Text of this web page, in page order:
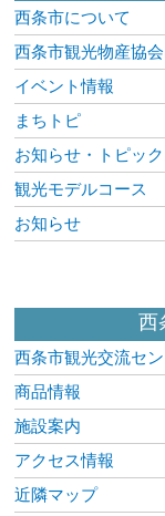
西条市について
西条市観光物産協
イベント情報
まちトピ
お知らせ・トピッ
観光モデルコース
お知らせ
西
西条市観光交流セ
商品情報
施設案内
アクセス情報
近隣マップ